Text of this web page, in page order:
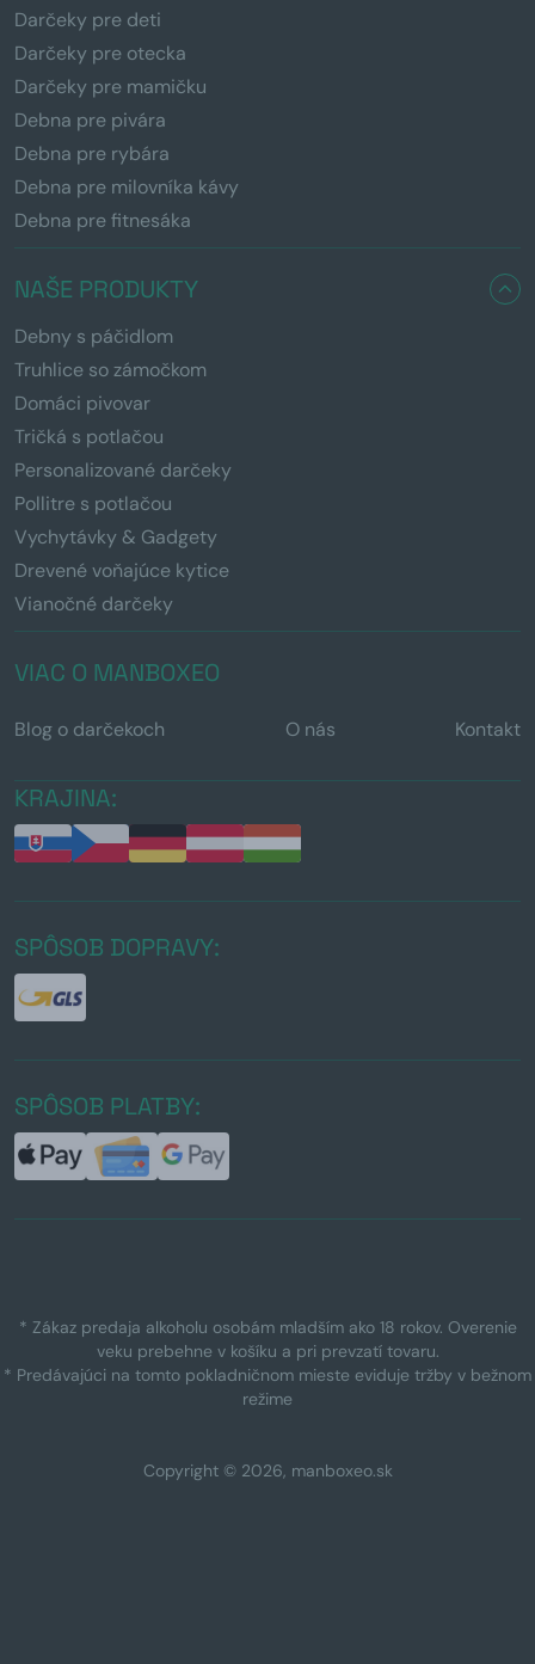
Darčeky pre deti
Darčeky pre otecka
Darčeky pre mamičku
Debna pre pivára
Debna pre rybára
Debna pre milovníka kávy
Debna pre fitnesáka
NAŠE PRODUKTY
Debny s páčidlom
Truhlice so zámočkom
Domáci pivovar
Tričká s potlačou
Personalizované darčeky
Pollitre s potlačou
Vychytávky & Gadgety
Drevené voňajúce kytice
Vianočné darčeky
VIAC O MANBOXEO
Blog o darčekoch O nás Kontakt
KRAJINA:
SPÔSOB DOPRAVY:
SPÔSOB PLATBY:
* Zákaz predaja alkoholu osobám mladším ako 18 rokov. Overenie
veku prebehne v košíku a pri prevzatí tovaru.
* Predávajúci na tomto pokladničnom mieste eviduje tržby v bežnom
režime
Copyright © 2026, manboxeo.sk